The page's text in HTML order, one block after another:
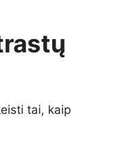
tai, kaip